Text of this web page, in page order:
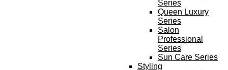
Series
Queen Luxury
Series
Salon
Professional
Series
Sun Care Series
Styling